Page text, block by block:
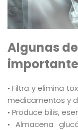
Algunas
• Filtra y elimina
medicamentos y
• Produce bilis,
• Almacena